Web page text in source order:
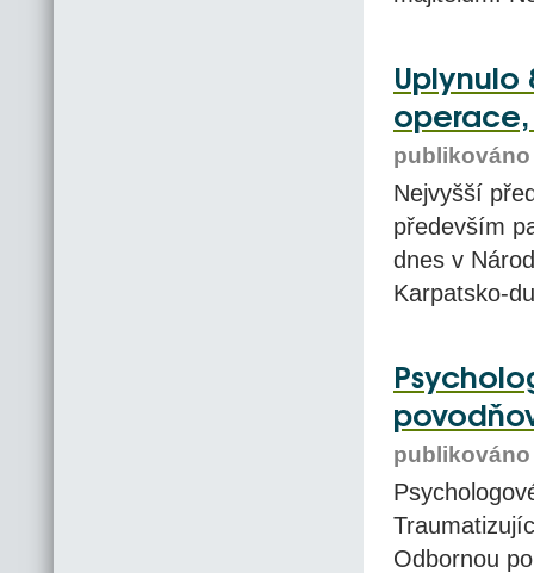
Uplynulo
operace,
publikováno
Nejvyšší
především
dnes v
Karpatsko-
publikováno
Odbornou